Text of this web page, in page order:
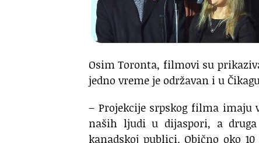
Osim Toronta, filmovi su
jedno vreme je održavan i u
– Projekcije srpskog filma imaju
naših ljudi u dijaspori, a
kanadskoj publici. Obično oko